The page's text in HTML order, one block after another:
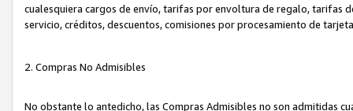
cualesquiera cargos de envío, tarifas por envoltura de regalo, tarifas
servicio, créditos, descuentos, comisiones por procesamiento de
2. Compras No Admisibles
No obstante lo antedicho, las Compras Admisibles no son admitidas